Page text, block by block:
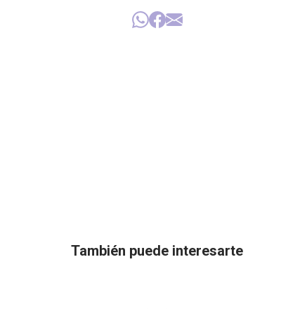
También puede interesarte